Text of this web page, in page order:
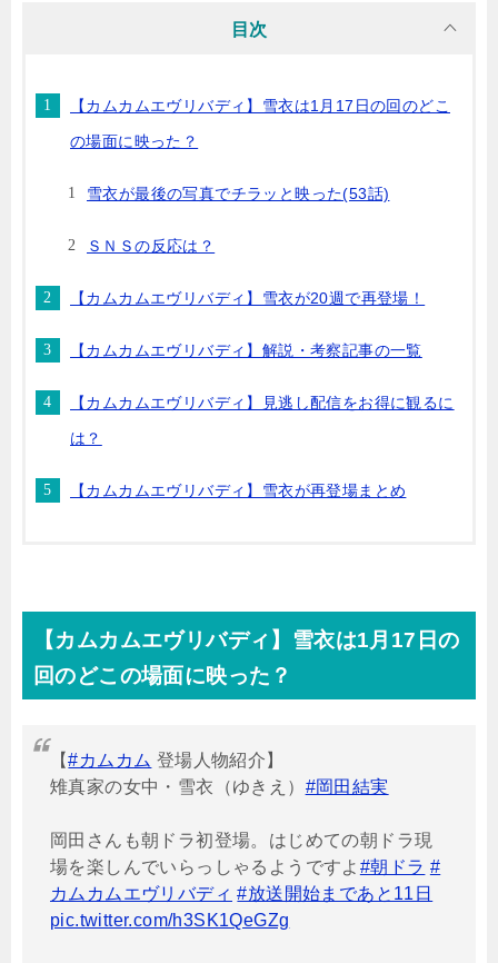
目次
【カムカムエヴリバディ】雪衣は1月17日の回のどこ
の場面に映った？
雪衣が最後の写真でチラッと映った(53話)
ＳＮＳの反応は？
【カムカムエヴリバディ】雪衣が20週で再登場！
【カムカムエヴリバディ】解説・考察記事の一覧
【カムカムエヴリバディ】見逃し配信をお得に観るに
は？
【カムカムエヴリバディ】雪衣が再登場まとめ
【カムカムエヴリバディ】雪衣は1月 17 日の
回のどこの場面に映った？
【#カムカム 登場人物紹介】
雉真家の女中・雪衣（ゆきえ） #岡田結実
岡田さんも朝ドラ初登場。はじめての朝ドラ現
場を楽しんでいらっしゃるようですよ #朝ドラ #
カムカムエヴリバディ #放送開始まであと11日
pic.twitter.com/h3SK1QeGZg